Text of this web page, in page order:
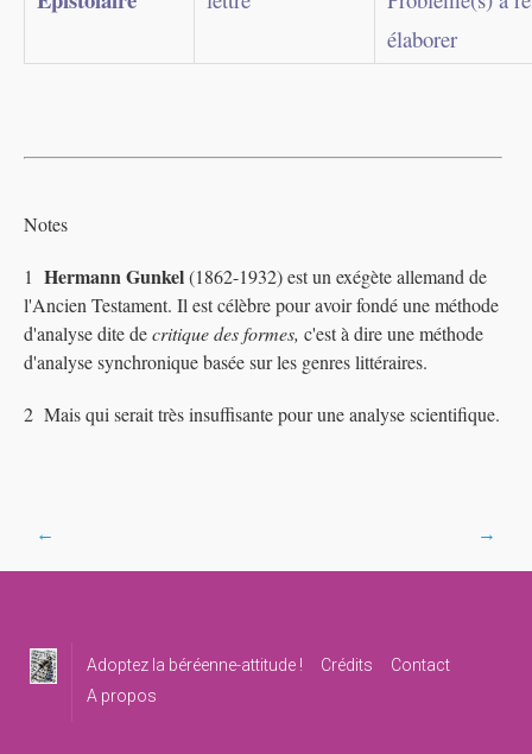
élaborer
Notes
1 Hermann Gunkel(1862-1932) est un exégète allemand de
l'Ancien Testament. Il est célèbre pour avoir fondé une méthode
d'analyse dite decritique des formes, c'est à dire une méthode
d'analyse synchronique basée sur les genres littéraires.
2 Mais qui serait très insuffisante pour une analyse scientifique.
Post
← →
Adoptez la béréenne-attitude ! Crédits
Contact
A propos